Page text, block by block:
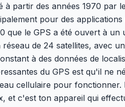
à partir des années 1970 par
pour des applications
que le GPS a été ouvert à un
de 24 satellites, avec
à des données de
du GPS est qu'il ne
cellulaire pour fonctionner.
et c'est ton appareil qui